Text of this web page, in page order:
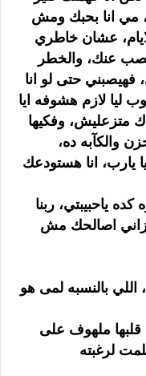
مي انا بحبك ومش
عشان خاطري
عنك، والخطر
فهيصبني حتى لو انا
ليا لازم هشوفه ايا
متزعليش، وفكيها
والكآبه ده،
يارب، انا هستودعك
ياحبيبتي، ربنا
اصالحك مش
بالنسبه لمى هو
ملهوف على
لرغبته